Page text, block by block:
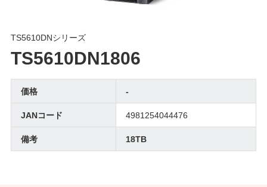
TS5610DNシリーズ
TS5610DN1806
価格
-
JANコード
4981254044476
備考
18TB